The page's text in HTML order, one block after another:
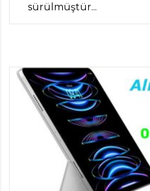
sürülmüştür...